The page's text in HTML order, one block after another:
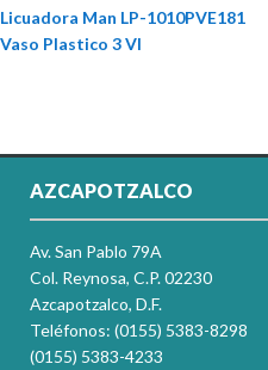
Licuadora Man LP-1010PVE181
Vaso Plastico 3 Vl
AZCAPOTZALCO
Av. San Pablo 79A
Col. Reynosa, C.P. 02230
Azcapotzalco, D.F.
Teléfonos: (0155) 5383-8298
(0155) 5383-4233